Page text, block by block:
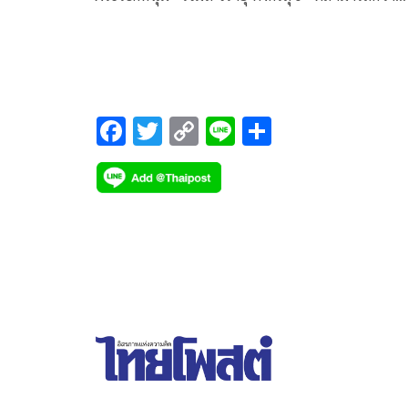
ทางการแสดงของพระเอกหนุ่ม “เจมส์-จิรายุ ตั้งศรีสุข
สามารถคว้ารางวัล‘นักแสดงนำชาย สาขาภาพยนตร์’
จากผลงานภาพยนตร์เรื่อง “อโยธยา มหาละลวย”
Crush on Me) ในงานประกาศรางวัล “FEVER
F
ac
e
T
wi
tt
C
o
p
Li